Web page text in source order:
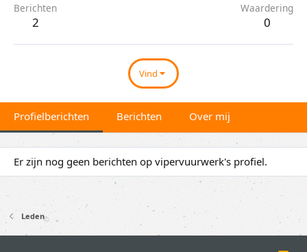
Berichten
2
Waardering
0
Vind
Profielberichten Berichten Over mij
Er zijn nog geen berichten op vipervuurwerk's profiel.
Leden